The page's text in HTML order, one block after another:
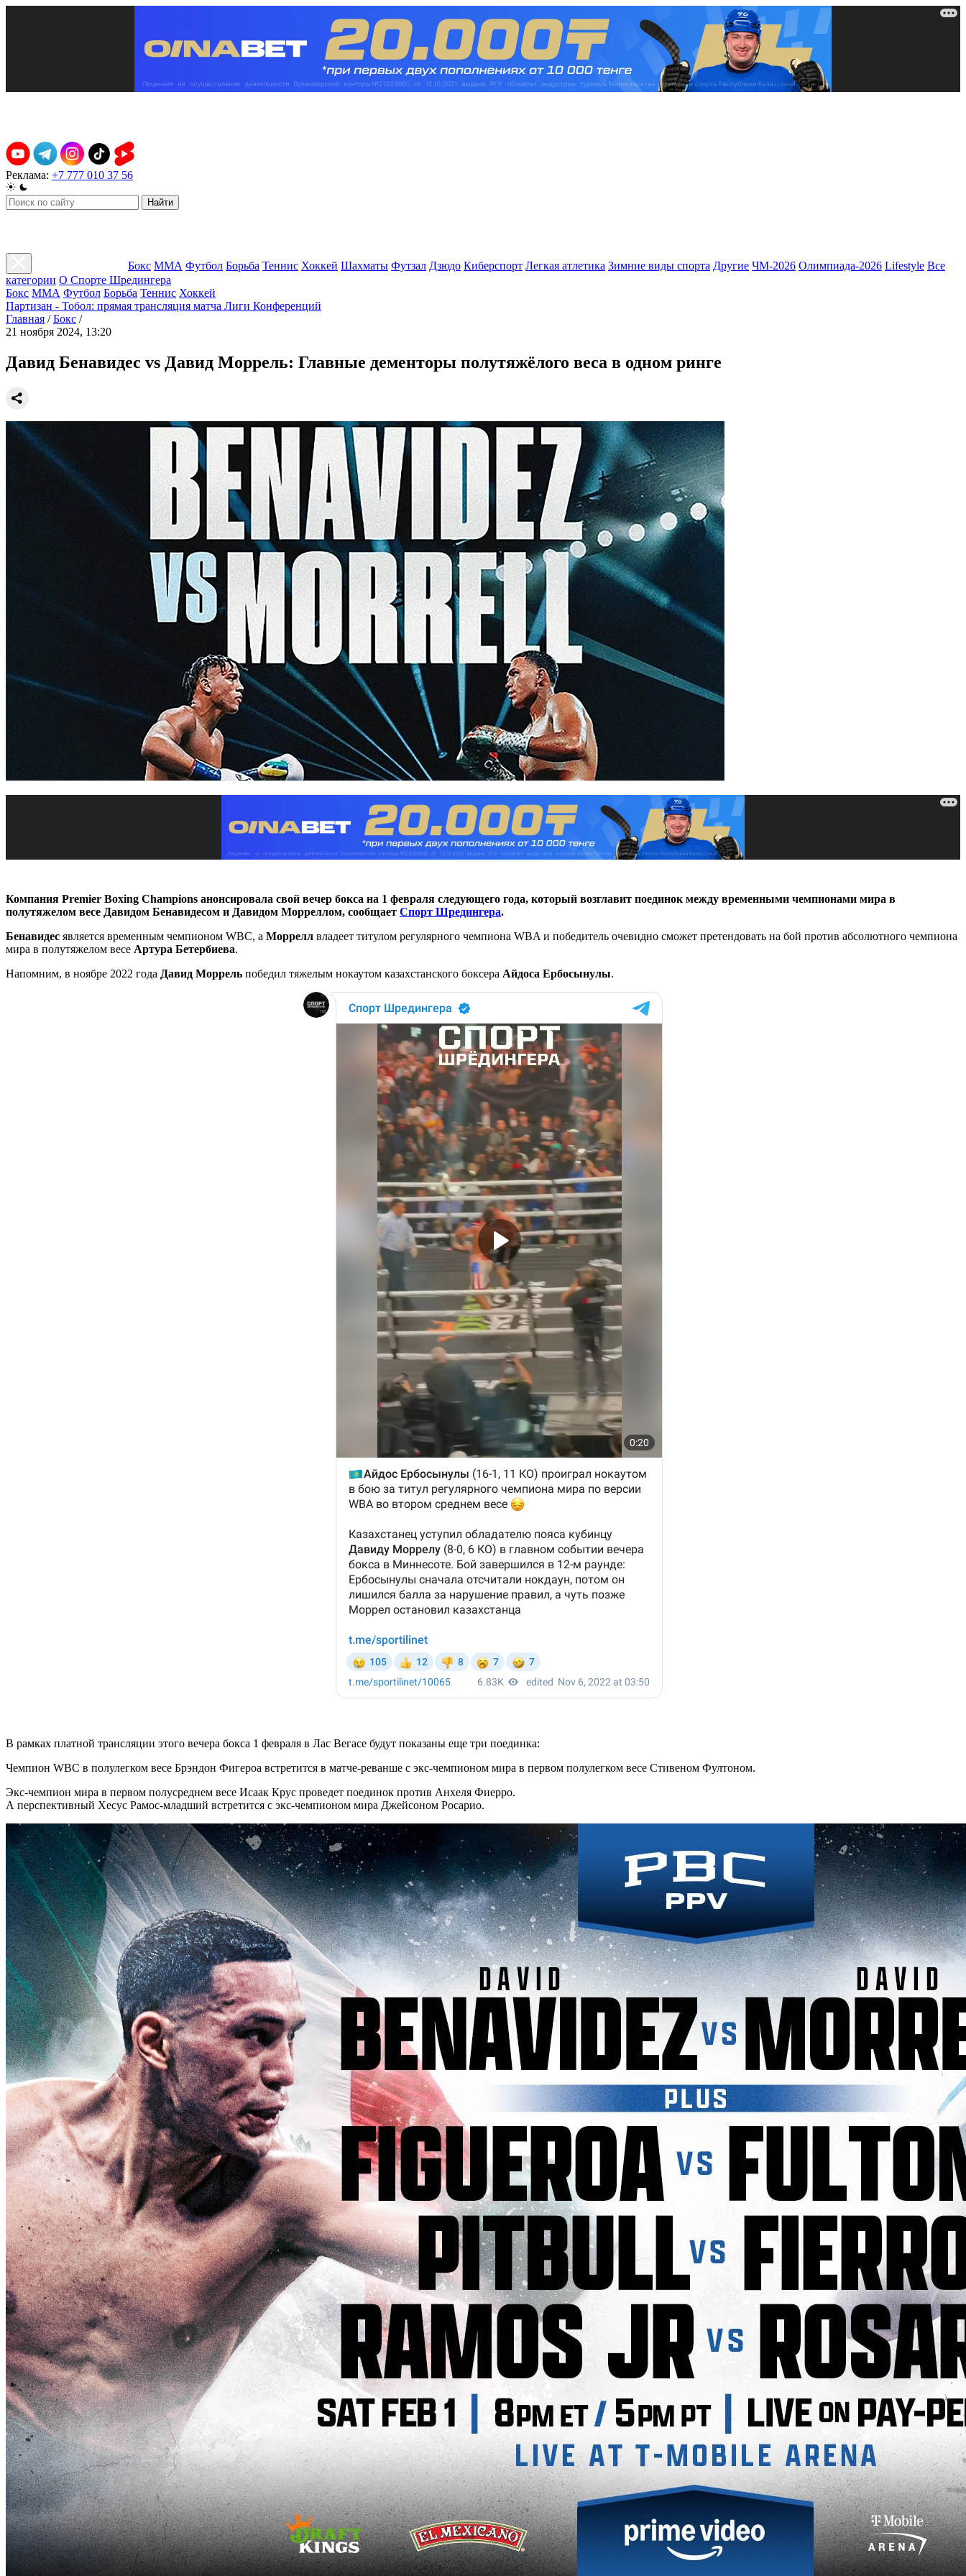
Реклама: +7 777 010 37 56
Найти
Бокс ММА Футбол Борьба Теннис Хоккей Шахматы Футзал Дзюдо Киберспорт Легкая атлетика Зимние виды спорта Другие ЧМ-2026 Олимпиада-2026 Lifestyle Все
категории О Спорте Шредингера
Бокс ММА Футбол Борьба Теннис Хоккей
Партизан - Тобол: прямая трансляция матча Лиги Конференций
Главная / Бокс /
21 ноября 2024, 13:20
Давид Бенавидес vs Давид Моррель: Главные дементоры полутяжёлого веса в одном ринге
Компания Premier Boxing Champions анонсировала свой вечер бокса на 1 февраля следующего года, который возглавит поединок между временными чемпионами мира в
полутяжелом весе Давидом Бенавидесом и Давидом Морреллом, сообщает Спорт Шредингера.
Бенавидес является временным чемпионом WBC, а Моррелл владеет титулом регулярного чемпиона WBA и победитель очевидно сможет претендовать на бой против абсолютного чемпиона
мира в полутяжелом весе Артура Бетербиева.
Напомним, в ноябре 2022 года Давид Моррель победил тяжелым нокаутом казахстанского боксера Айдоса Ербосынулы.
В рамках платной трансляции этого вечера бокса 1 февраля в Лас Вегасе будут показаны еще три поединка:
Чемпион WBC в полулегком весе Брэндон Фигероа встретится в матче-реванше с экс-чемпионом мира в первом полулегком весе Стивеном Фултоном.
Экс-чемпион мира в первом полусреднем весе Исаак Крус проведет поединок против Анхеля Фиерро.
А перспективный Хесус Рамос-младший встретится с экс-чемпионом мира Джейсоном Росарио.